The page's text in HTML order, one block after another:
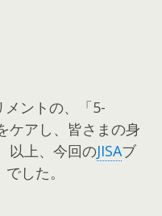
ントの、「5-
ケアし、皆さまの身
以上、今回のJISAブ
でした。